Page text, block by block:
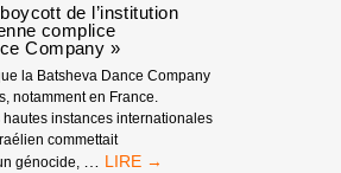
de l’institution
complice
Company »
la Batsheva Dance Company
notamment en France.
hautes instances internationales
commettait
génocide, … APPEL